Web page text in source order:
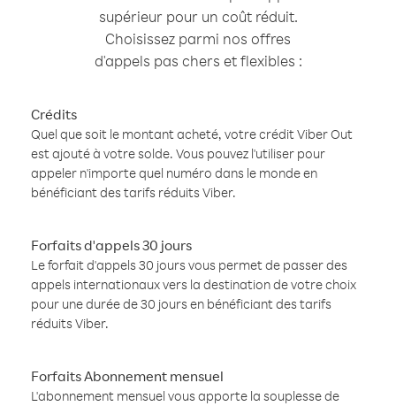
supérieur pour un coût réduit.
Choisissez parmi nos offres
d'appels pas chers et flexibles :
Crédits
Quel que soit le montant acheté, votre crédit Viber Out
est ajouté à votre solde. Vous pouvez l'utiliser pour
appeler n'importe quel numéro dans le monde en
bénéficiant des tarifs réduits Viber.
Forfaits d'appels 30 jours
Le forfait d'appels 30 jours vous permet de passer des
appels internationaux vers la destination de votre choix
pour une durée de 30 jours en bénéficiant des tarifs
réduits Viber.
Forfaits Abonnement mensuel
L'abonnement mensuel vous apporte la souplesse de